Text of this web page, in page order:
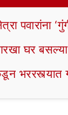
पवारांना
घर बसल्या
भररस्त्यात